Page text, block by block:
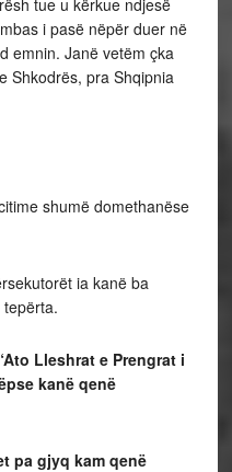
tue u kërkue ndjesë
i pasë nëpër duer në
emnin. Janë vetëm çka
Shkodrës, pra Shqipnia
shumë domethanëse
ia kanë ba
Lleshrat e Prengrat i
kanë qenë
pa gjyq kam qenë